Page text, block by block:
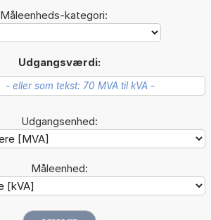
Måleenheds-kategori:
Udgangsværdi:
Udgangsenhed:
Måleenhed: